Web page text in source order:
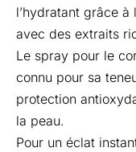
l’hydratant grâce à
avec des extraits
Le spray pour le
connu pour sa
protection
la peau.
Pour un éclat